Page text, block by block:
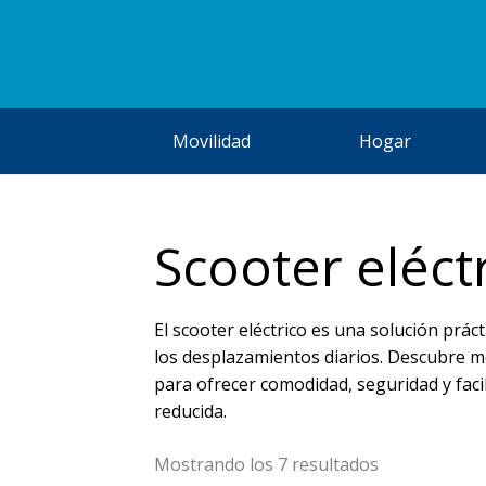
Movilidad Hogar
Scooter
El scooter eléctrico es una solución
los desplazamientos diarios. Descubre
para ofrecer comodidad, seguridad y
reducida.
Mostrando los 7 resultados